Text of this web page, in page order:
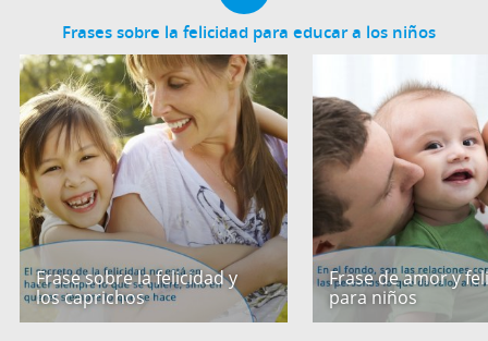
Frases sobre la felicidad para educar a los niños
Frase sobre la felicidad y
los caprichos
Frase de amor y
para niños